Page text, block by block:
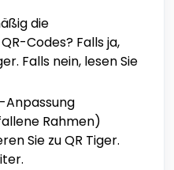
die
Codes? Falls ja,
Falls nein, lesen Sie
Anpassung
Rahmen)
Sie zu QR Tiger.